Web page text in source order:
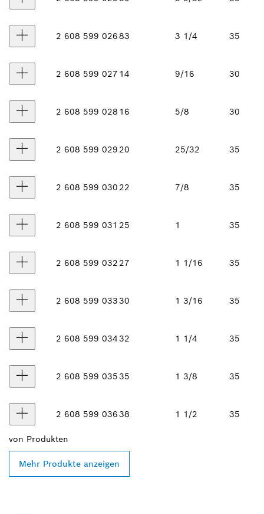
2 608 599 02683 3 1/4 35
2 608 599 027 14 9/16 30
2 608 599 028 16 5/8 30
2 608 599 029 20 25/32 35
2 608 599 030 22 7/8 35
2 608 599 031 25 1 35
2 608 599 032 27 1 1/16 35
2 608 599 03330 1 3/16 35
2 608 599 03432 1 1/4 35
2 608 599 03535 1 3/8 35
2 608 599 03638 1 1/2 35
von Produkten
Mehr Produkte anzeigen